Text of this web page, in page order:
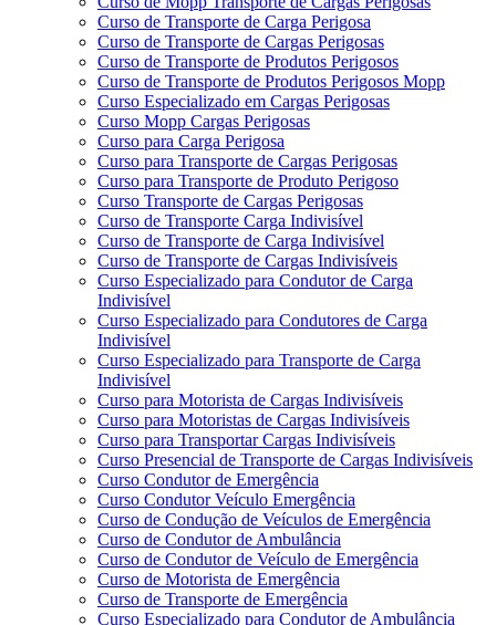
Curso de Transporte de Carga Perigosa
Curso de Transporte de Cargas Perigosas
Curso de Transporte de Produtos Perigosos
Curso de Transporte de Produtos Perigosos Mopp
Curso Especializado em Cargas Perigosas
Curso Mopp Cargas Perigosas
Curso para Carga Perigosa
Curso para Transporte de Cargas Perigosas
Curso para Transporte de Produto Perigoso
Curso Transporte de Cargas Perigosas
Curso de Transporte Carga Indivisível
Curso de Transporte de Carga Indivisível
Curso de Transporte de Cargas Indivisíveis
Curso Especializado para Condutor de Carga
Indivisível
Curso Especializado para Condutores de Carga
Indivisível
Curso Especializado para Transporte de Carga
Indivisível
Curso para Motorista de Cargas Indivisíveis
Curso para Motoristas de Cargas Indivisíveis
Curso para Transportar Cargas Indivisíveis
Curso Presencial de Transporte de Cargas Indivisíveis
Curso Condutor de Emergência
Curso Condutor Veículo Emergência
Curso de Condução de Veículos de Emergência
Curso de Condutor de Ambulância
Curso de Condutor de Veículo de Emergência
Curso de Motorista de Emergência
Curso de Transporte de Emergência
Curso Especializado para Condutor de Ambulância